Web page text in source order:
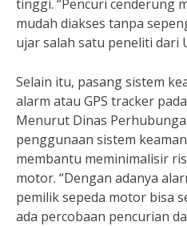
tinggi. “Pencuri cenderung
mudah diakses tanpa
ujar salah satu peneliti dari
Selain itu, pasang sistem
alarm atau GPS tracker
Menurut Dinas
penggunaan sistem
membantu meminimalisir
motor. “Dengan adanya
pemilik sepeda motor bisa
ada percobaan pencurian